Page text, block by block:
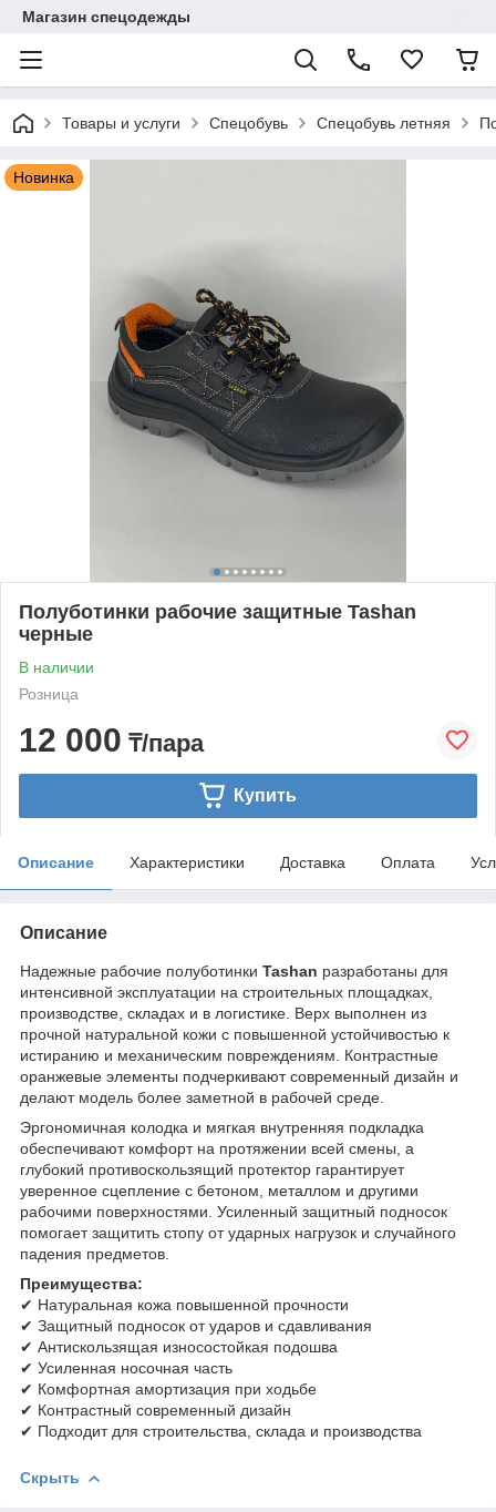
Магазин спецодежды
Товары и услуги Спецобувь Спецобувь летняя
Новинка
Полуботинки рабочие защитные Tashan
черные
В наличии
Розница
12 000 ₸/пара
Купить
Описание Характеристики Доставка Оплата
Описание
Надежные рабочие полуботинки Tashan разработаны для
интенсивной эксплуатации на строительных площадках,
производстве, складах и в логистике. Верх выполнен из
прочной натуральной кожи с повышенной устойчивостью к
истиранию и механическим повреждениям. Контрастные
оранжевые элементы подчеркивают современный дизайн и
делают модель более заметной в рабочей среде.
Эргономичная колодка и мягкая внутренняя подкладка
обеспечивают комфорт на протяжении всей смены, а
глубокий противоскользящий протектор гарантирует
уверенное сцепление с бетоном, металлом и другими
рабочими поверхностями. Усиленный защитный подносок
помогает защитить стопу от ударных нагрузок и случайного
падения предметов.
Преимущества:
✔ Натуральная кожа повышенной прочности
✔ Защитный подносок от ударов и сдавливания
✔ Антискользящая износостойкая подошва
✔ Усиленная носочная часть
✔ Комфортная амортизация при ходьбе
✔ Контрастный современный дизайн
✔ Подходит для строительства, склада и производства
Скрыть